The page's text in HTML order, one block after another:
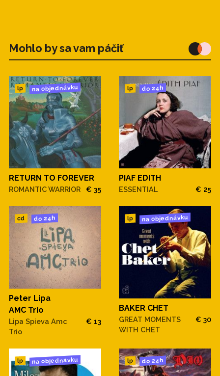
Mohlo by sa vam páčiť
lp na objednávku
RETURN TO FOREVER
ROMANTIC WARRIOR € 35
lp do 24h
PIAF EDITH
ESSENTIAL € 25
cd do 24h
Peter Lipa
AMC Trio
Lipa Spieva Amc
Trio
€ 13
lp na objednávku
BAKER CHET
GREAT MOMENTS
WITH CHET
€ 30
lp na objednávku lp do 24h